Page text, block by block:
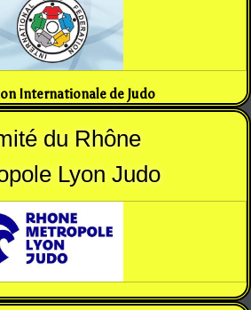
Internationale de Judo
du Rhône
Lyon Judo